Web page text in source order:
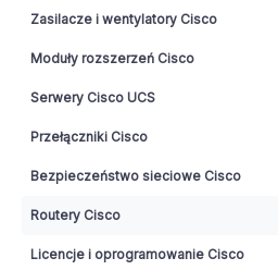
Zasilacze i wentylatory Cisco
Moduły rozszerzeń Cisco
Serwery Cisco UCS
Przełączniki Cisco
Bezpieczeństwo sieciowe Cisco
Routery Cisco
Licencje i oprogramowanie Cisco